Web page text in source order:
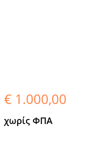
€ 1.000,00
χωρίς ΦΠΑ